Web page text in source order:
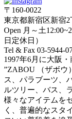
〒160-0022
東京都新宿区新宿2
Open 月～土
日定休日）
Tel & Fax 03-5944-
1997年6月に大阪
”ZABOU （ザボウ
ス、パラブーツ、
ルツリー、バス、
様々なアイテムを
く、普遍的なスタ